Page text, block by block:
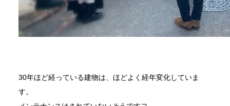
30年ほど経っている建物は、ほどよく経年変化していま
す。